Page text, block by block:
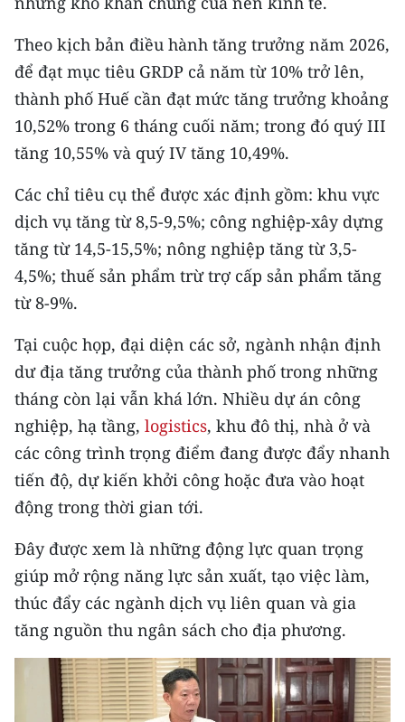
Theo kịch bản điều hành tăng trưởng năm 2026,
để đạt mục tiêu GRDP cả năm từ 10% trở lên,
thành phố Huế cần đạt mức tăng trưởng khoảng
10,52% trong 6 tháng cuối năm; trong đó quý III
tăng 10,55% và quý IV tăng 10,49%.
Các chỉ tiêu cụ thể được xác định gồm: khu vực
dịch vụ tăng từ 8,5-9,5%; công nghiệp-xây dựng
tăng từ 14,5-15,5%; nông nghiệp tăng từ 3,5-
4,5%; thuế sản phẩm trừ trợ cấp sản phẩm tăng
từ 8-9%.
Tại cuộc họp, đại diện các sở, ngành nhận định
dư địa tăng trưởng của thành phố trong những
tháng còn lại vẫn khá lớn. Nhiều dự án công
nghiệp, hạ tầng, logistics, khu đô thị, nhà ở và
các công trình trọng điểm đang được đẩy nhanh
tiến độ, dự kiến khởi công hoặc đưa vào hoạt
động trong thời gian tới.
Đây được xem là những động lực quan trọng
giúp mở rộng năng lực sản xuất, tạo việc làm,
thúc đẩy các ngành dịch vụ liên quan và gia
tăng nguồn thu ngân sách cho địa phương.